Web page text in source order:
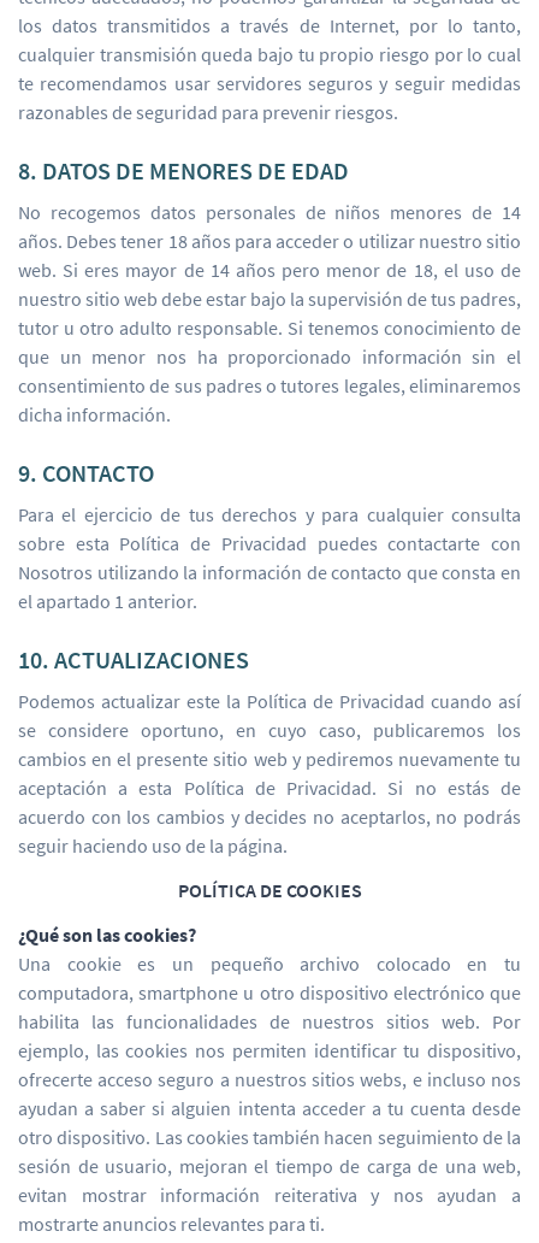
los datos transmitidos a través de Internet, por lo tanto,
cualquier transmisión queda bajo tu propio riesgo por lo cual
te recomendamos usar servidores seguros y seguir medidas
razonables de seguridad para prevenir riesgos.
8. DATOS DE MENORES DE EDAD
No recogemos datos personales de niños menores de 14
años. Debes tener 18 años para acceder o utilizar nuestro sitio
web. Si eres mayor de 14 años pero menor de 18, el uso de
nuestro sitio web debe estar bajo la supervisión de tus padres,
tutor u otro adulto responsable. Si tenemos conocimiento de
que un menor nos ha proporcionado información sin el
consentimiento de sus padres o tutores legales, eliminaremos
dicha información.
9. CONTACTO
Para el ejercicio de tus derechos y para cualquier consulta
sobre esta Política de Privacidad puedes contactarte con
Nosotros utilizando la información de contacto que consta en
el apartado 1 anterior.
10. ACTUALIZACIONES
Podemos actualizar este la Política de Privacidad cuando así
se considere oportuno, en cuyo caso, publicaremos los
cambios en el presente sitio web y pediremos nuevamente tu
aceptación a esta Política de Privacidad. Si no estás de
acuerdo con los cambios y decides no aceptarlos, no podrás
seguir haciendo uso de la página.
POLÍTICA DE COOKIES
¿Qué son las cookies?
Una cookie es un pequeño archivo colocado en tu
computadora, smartphone u otro dispositivo electrónico que
habilita las funcionalidades de nuestros sitios web. Por
ejemplo, las cookies nos permiten identificar tu dispositivo,
ofrecerte acceso seguro a nuestros sitios webs, e incluso nos
ayudan a saber si alguien intenta acceder a tu cuenta desde
otro dispositivo. Las cookies también hacen seguimiento de la
sesión de usuario, mejoran el tiempo de carga de una web,
evitan mostrar información reiterativa y nos ayudan a
mostrarte anuncios relevantes para ti.